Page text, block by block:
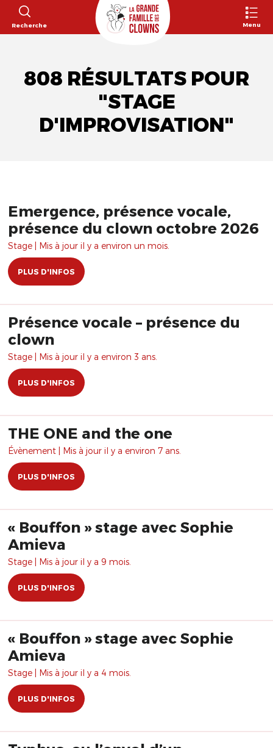
Recherche Menu
808 RÉSULTATS POUR
"STAGE
D'IMPROVISATION"
Emergence, présence vocale,
présence du clown octobre 2026
Stage | Mis à jour il y a environ un mois.
PLUS D'INFOS
Présence vocale – présence du
clown
Stage | Mis à jour il y a environ 3 ans.
PLUS D'INFOS
THE ONE and the one
Évènement | Mis à jour il y a environ 7 ans.
PLUS D'INFOS
« Bouffon » stage avec Sophie
Amieva
Stage | Mis à jour il y a 9 mois.
PLUS D'INFOS
« Bouffon » stage avec Sophie
Amieva
Stage | Mis à jour il y a 4 mois.
PLUS D'INFOS